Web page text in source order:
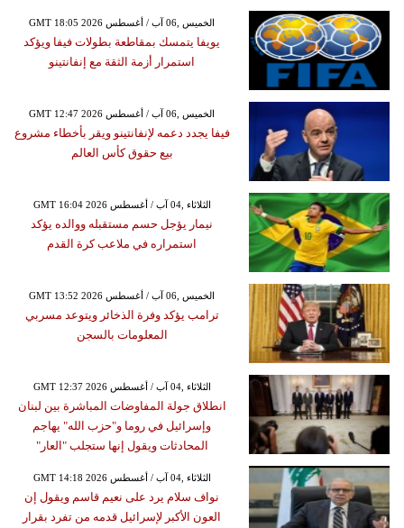
GMT 18:05 2026 الخميس ,06 آب / أغسطس
يويفا يتمسك بمقاطعة بطولات فيفا ويؤكد
استمرار أزمة الثقة مع إنفانتينو
GMT 12:47 2026 الخميس ,06 آب / أغسطس
فيفا يجدد دعمه لإنفانتينو ويقر بأخطاء مشروع
بيع حقوق كأس العالم
GMT 16:04 2026 الثلاثاء ,04 آب / أغسطس
نيمار يؤجل حسم مستقبله ووالده يؤكد
استمراره في ملاعب كرة القدم
GMT 13:52 2026 الخميس ,06 آب / أغسطس
ترامب يؤكد وفرة الذخائر ويتوعد مسربي
المعلومات بالسجن
GMT 12:37 2026 الثلاثاء ,04 آب / أغسطس
انطلاق جولة المفاوضات المباشرة بين لبنان
وإسرائيل في روما و"حزب الله" يهاجم
المحادثات ويقول إنها ستجلب "العار"
GMT 14:18 2026 الثلاثاء ,04 آب / أغسطس
نواف سلام يرد على نعيم قاسم ويقول إن
العون الأكبر لإسرائيل قدمه من تفرد بقرار